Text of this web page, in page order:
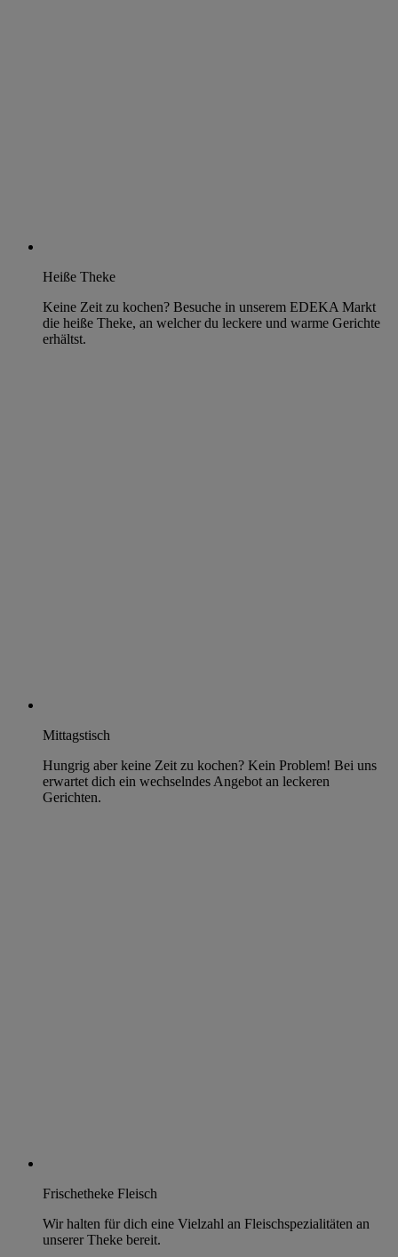
Heiße Theke
Keine Zeit zu kochen? Besuche in unserem EDEKA Markt
die heiße Theke, an welcher du leckere und warme Gerichte
erhältst.
Mittagstisch
Hungrig aber keine Zeit zu kochen? Kein Problem! Bei uns
erwartet dich ein wechselndes Angebot an leckeren
Gerichten.
Frischetheke Fleisch
Wir halten für dich eine Vielzahl an Fleischspezialitäten an
unserer Theke bereit.